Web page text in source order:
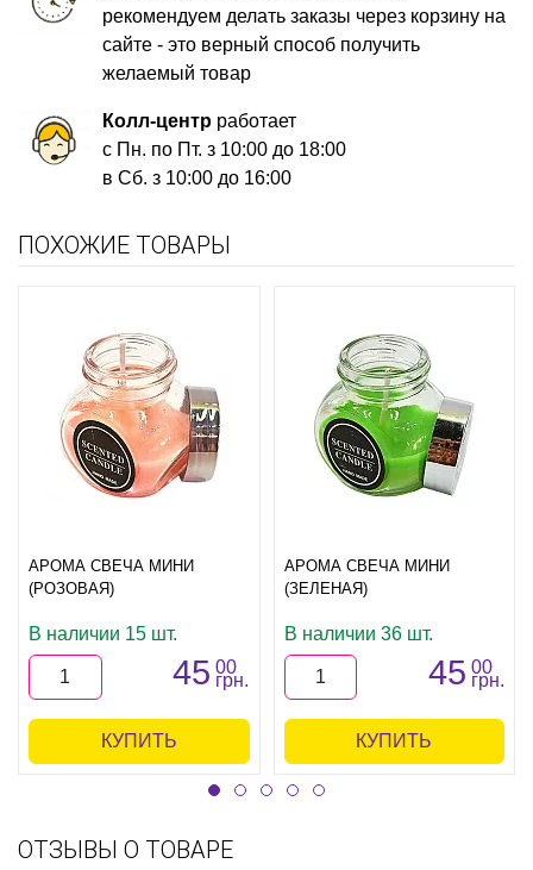
рекомендуем делать заказы через корзину на
сайте - это верный способ получить
желаемый товар
Колл-центр работает
с Пн. по Пт. з 10:00 до 18:00
в Сб. з 10:00 до 16:00
ПОХОЖИЕ ТОВАРЫ
АРОМА СВЕЧА МИНИ
(РОЗОВАЯ)
В наличии 15 шт.
45 00
грн.
КУПИТЬ
АРОМА СВЕЧА МИНИ
(ЗЕЛЕНАЯ)
В наличии 36 шт.
45 00
грн.
КУПИТЬ
ОТЗЫВЫ О ТОВАРЕ